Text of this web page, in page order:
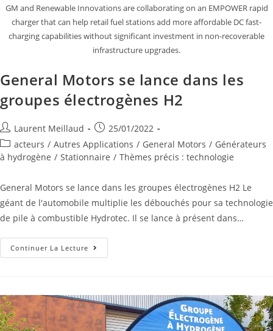
GM and Renewable Innovations are collaborating on an EMPOWER rapid
charger that can help retail fuel stations add more affordable DC fast-
charging capabilities without significant investment in non-recoverable
infrastructure upgrades.
General Motors se lance dans les
groupes électrogènes H2
Laurent Meillaud
25/01/2022
acteurs / Autres Applications / General Motors / Générateurs
à hydrogène / Stationnaire / Thèmes précis : technologie
General Motors se lance dans les groupes électrogènes H2 Le
géant de l'automobile multiplie les débouchés pour sa technologie
de pile à combustible Hydrotec. Il se lance à présent dans…
Continuer La Lecture